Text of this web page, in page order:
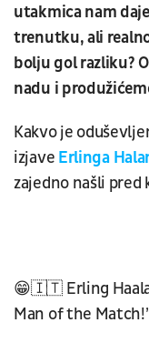
utakmica nam
trenutku, ali
bolju gol razliku?
nadu i
Kakvo je
izjave Erlinga
zajedno našli pred
😁🇮🇹 Erling
Man of the